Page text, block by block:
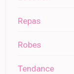
Repas
Robes
Tendance